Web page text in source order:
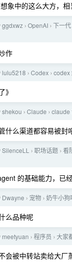
象中的这么大方，
ggdxwz › OpenAI › 下一
作
lulu5218 › Codex › codex
》
shekou › Claude › claude
什么渠道都容易被封
SilenceLL › 职场话题 › 看
的基础能力，已
Dwayne › 宠物 › 奶牛小狗
么品种呢
meetyuan › 程序员 › 大家
会被中转站卖给大厂